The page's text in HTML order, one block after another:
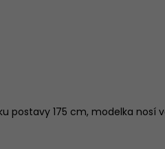
postavy 175 cm, modelka nosí